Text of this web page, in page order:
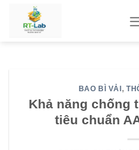
BAO BÌ VẢI ,
Khả năng chống
tiêu chuẩn